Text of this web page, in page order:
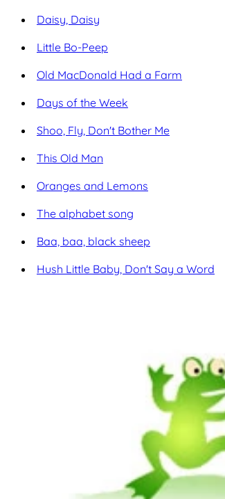
Daisy, Daisy
Little Bo-Peep
Old MacDonald Had a Farm
Days of the Week
Shoo, Fly, Don't Bother Me
This Old Man
Oranges and Lemons
The alphabet song
Baa, baa, black sheep
Hush Little Baby, Don't Say a Word